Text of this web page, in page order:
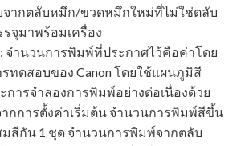
ากตลับหมึก/ขวดหมึกใหม่ที่ไม่ใช่ตลับ
จุมาพร้อมเครื่อง
: จำนวนการพิมพ์ที่ประกาศไว้คือค่าโดย
ทดสอบของ Canon โดยใช้แผนภูมิสี
การจําลองการพิมพ์อย่างต่อเนื่องด้วย
กการตั้งค่าเริ่มต้น จำนวนการพิมพ์สีขึ้น
สีกัน 1 ชุด จำนวนการพิมพ์จากตลับ